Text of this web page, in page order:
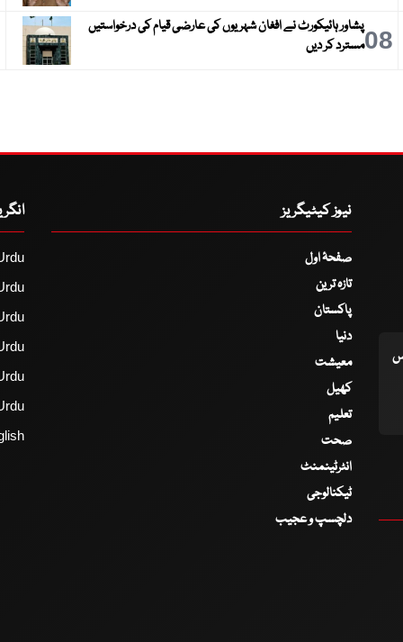
08پشاور ہائیکورٹ نے افغان شہریوں کی عارضی قیام کی درخواستیں
مسترد کر دیں
نیوز کیٹیگریز
صفحۂ اول
تازہ ترین
پاکستان
دنیا
معیشت
کھیل
تعلیم
صحت
انٹرٹینمنٹ
ٹیکنالوجی
دلچسپ و عجیب